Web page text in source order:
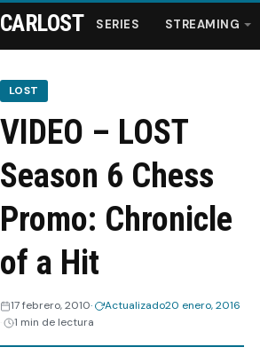
Series
Streaming
Recomendaciones
Webisodios
CARLOST SERIES STREAMING
LOST
VIDEO – LOST
Season 6 Chess
Promo: Chronicle
of a Hit
17 febrero, 2010 Actualizado20 enero, 2016
1 min de lectura